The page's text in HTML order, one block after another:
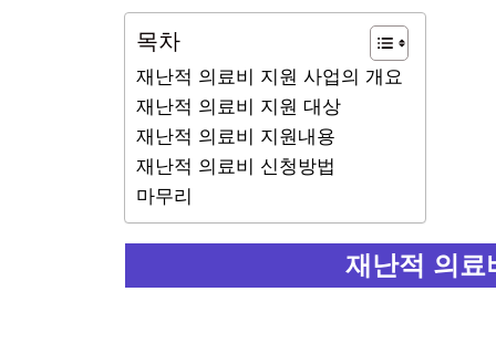
목차
재난적 의료비 지원 사업의 개요
재난적 의료비 지원 대상
재난적 의료비 지원내용
재난적 의료비 신청방법
마무리
재난적 의료